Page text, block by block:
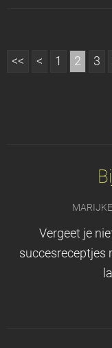
<< < 1 2 3
Vergeet je
succesreceptjes